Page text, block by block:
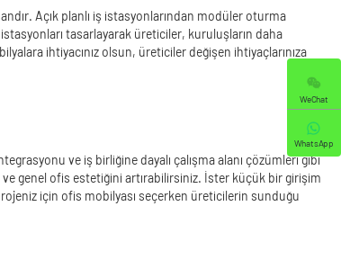
Açık planlı iş istasyonlarından modüler oturma
tasarlayarak üreticiler, kuruluşların daha
ihtiyacınız olsun, üreticiler değişen ihtiyaçlarınıza
ve iş birliğine dayalı çalışma alanı çözümleri gibi
ve genel ofis estetiğini artırabilirsiniz. İster küçük bir girişim
için ofis mobilyası seçerken üreticilerin sunduğu
WeChat
WhatsApp